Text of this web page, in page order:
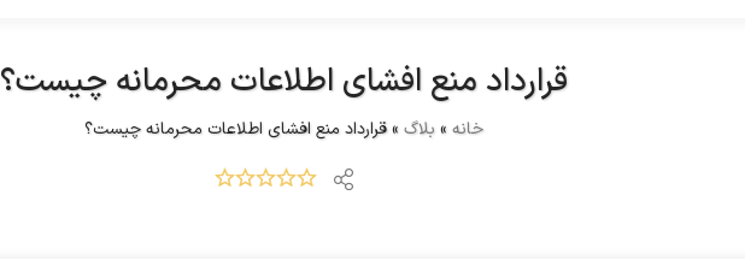
قرارداد منع افشای اطلاعات محرمانه چیست؟
خانه »بلاگ »قرارداد منع افشای اطلاعات محرمانه چیست؟